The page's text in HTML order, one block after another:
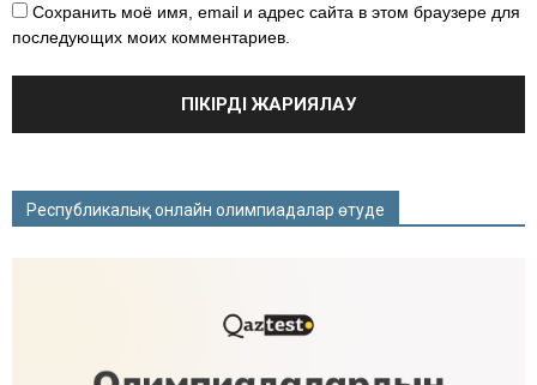
Сохранить моё имя, email и адрес сайта в этом браузере для
последующих моих комментариев.
Республикалық онлайн олимпиадалар өтуде